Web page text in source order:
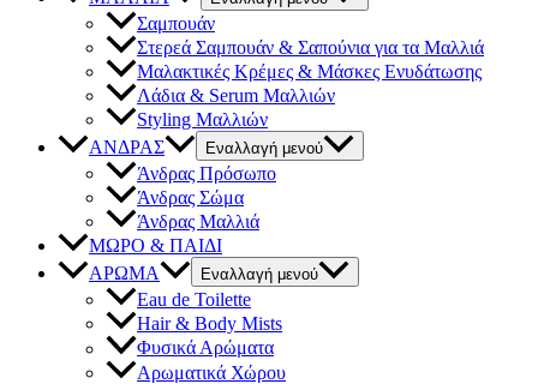
Σαμπουάν
Στερεά Σαμπουάν & Σαπούνια για τα Μαλλιά
Μαλακτικές Κρέμες & Μάσκες Ενυδάτωσης
Λάδια & Serum Μαλλιών
Styling Μαλλιών
ΑΝΔΡΑΣ
Εναλλαγή μενού
Άνδρας Πρόσωπο
Άνδρας Σώμα
Άνδρας Μαλλιά
ΜΩΡΟ & ΠΑΙΔΙ
ΑΡΩΜΑ
Εναλλαγή μενού
Eau de Toilette
Hair & Body Mists
Φυσικά Αρώματα
Αρωματικά Χώρου